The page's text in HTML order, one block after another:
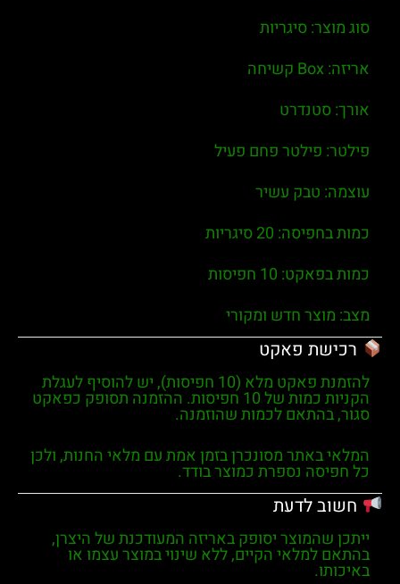
סוג מוצר:סיגריות
אריזה:Box קשיחה
אורך:סטנדרט
פילטר:פילטר פחם פעיל
עוצמה:טבק עשיר
כמות בחפיסה:20 סיגריות
כמות בפאקט:10 חפיסות
מצב:מוצר חדש ומקורי
רכישת פאקט
להזמנת פאקט מלא (10 חפיסות), יש להוסיף לעגלת
הקניות כמות של10 חפיסות . ההזמנה תסופק כפאקט
סגור, בהתאם לכמות שהוזמנה.
המלאי באתר מסונכרן בזמן אמת עם מלאי החנות, ולכן
כל חפיסה נספרת כמוצר בודד.
חשוב לדעת
ייתכן שהמוצר יסופק באריזה המעודכנת של היצרן,
בהתאם למלאי הקיים, ללא שינוי במוצר עצמו או
באיכותו.